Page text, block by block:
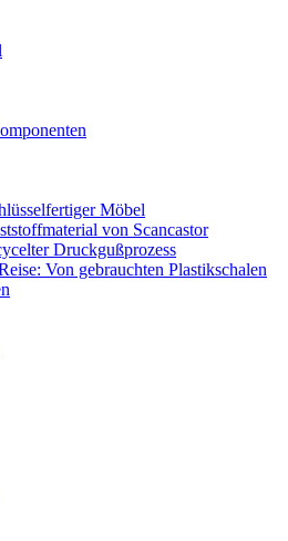
Möbel
von Scancastor
Druckgußprozess
Von gebrauchten Plastikschalen